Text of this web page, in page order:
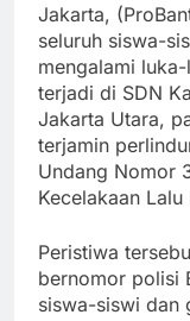
Jakarta,
seluruh siswa-
mengalami
terjadi di SDN
Jakarta Utara,
terjamin
Undang Nomor
Kecelakaan
Peristiwa
bernomor polisi
siswa-siswi dan